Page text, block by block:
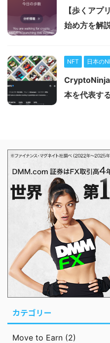
【歩くアプ
始め方を解
NFT 日本の
本を代表す
カテゴリー
Move to Earn (2)